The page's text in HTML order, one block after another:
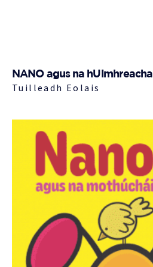
NANO agus na hUimhreacha
Tuilleadh Eolais